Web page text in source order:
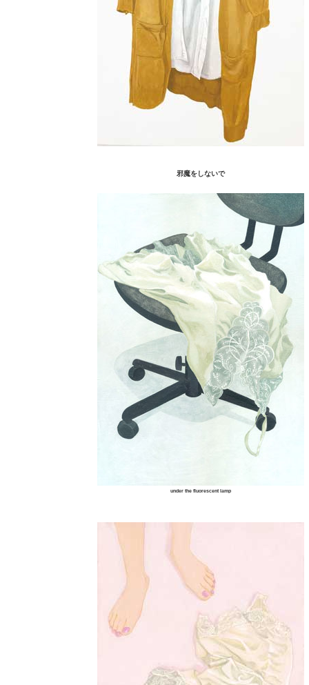
邪魔をしないで
under the fluorescent lamp